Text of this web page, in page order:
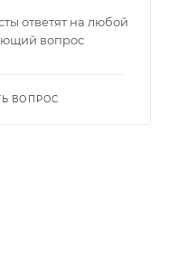
ответят на любой
вопрос
ВОПРОС